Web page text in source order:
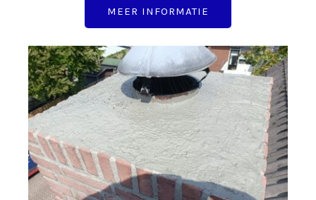
MEER INFORMATIE